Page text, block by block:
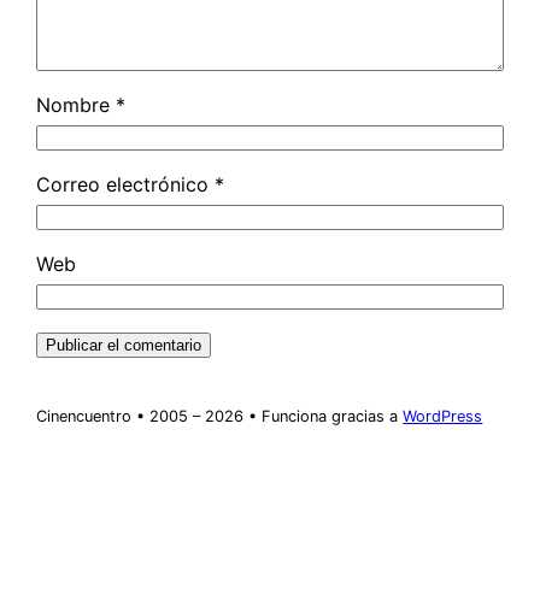
Nombre *
Correo electrónico *
Web
Cinencuentro • 2005 – 2026 • Funciona gracias aWordPress